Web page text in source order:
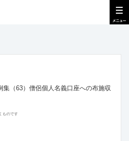
集（63）僧侶個人名義口座への布施収
ものです